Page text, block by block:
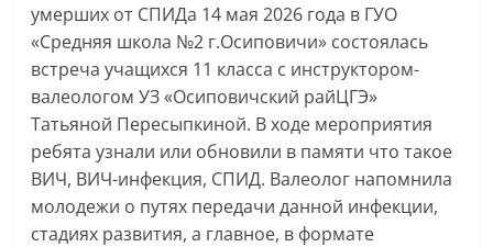
умерших от СПИДа 14 мая 2026 года в ГУО
«Средняя школа №2 г.Осиповичи» состоялась
встреча учащихся 11 класса с инструктором-
валеологом УЗ «Осиповичский райЦГЭ»
Татьяной Пересыпкиной. В ходе мероприятия
ребята узнали или обновили в памяти что такое
ВИЧ, ВИЧ-инфекция, СПИД. Валеолог напомнила
молодежи о путях передачи данной инфекции,
стадиях развития, а главное, в формате